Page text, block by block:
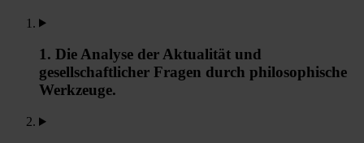
1. Die Analyse der Aktualität und
gesellschaftlicher Fragen durch philosophische
Werkzeuge.